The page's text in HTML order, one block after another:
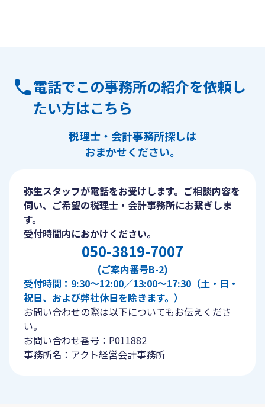
電話でこの事務所の紹介を依頼し
たい方はこちら
税理士・会計事務所探しは
おまかせください。
弥生スタッフが電話をお受けします。ご相談内容を
伺い、ご希望の税理士・会計事務所にお繋ぎしま
す。
受付時間内におかけください。
050-3819-7007
(ご案内番号B-2)
受付時間：9:30〜12:00／13:00〜17:30（土・日・
祝日、および弊社休日を除きます。）
お問い合わせの際は以下についてもお伝えくださ
い。
お問い合わせ番号：P011882
事務所名：アクト経営会計事務所